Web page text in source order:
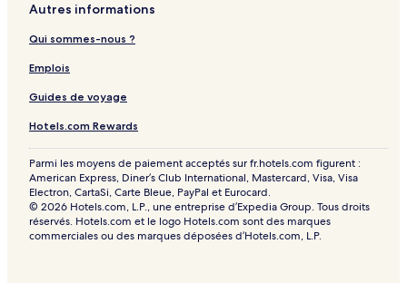
Autres informations
Qui sommes-nous ?
Emplois
Guides de voyage
Hotels.com Rewards
Parmi les moyens de paiement acceptés sur fr.hotels.com figurent :
American Express, Diner’s Club International, Mastercard, Visa, Visa
Electron, CartaSi, Carte Bleue, PayPal et Eurocard.
© 2026 Hotels.com, L.P., une entreprise d’Expedia Group. Tous droits
réservés. Hotels.com et le logo Hotels.com sont des marques
commerciales ou des marques déposées d’Hotels.com, L.P.